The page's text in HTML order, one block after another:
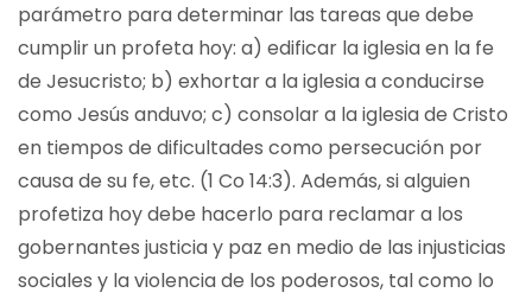
parámetro para determinar las tareas que debe
cumplir un profeta hoy: a) edificar la iglesia en la fe
de Jesucristo; b) exhortar a la iglesia a conducirse
como Jesús anduvo; c) consolar a la iglesia de Cristo
en tiempos de dificultades como persecución por
causa de su fe, etc. (1 Co 14:3). Además, si alguien
profetiza hoy debe hacerlo para reclamar a los
gobernantes justicia y paz en medio de las injusticias
sociales y la violencia de los poderosos, tal como lo